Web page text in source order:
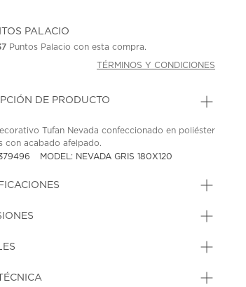
PALACIO
Puntos Palacio con esta compra.
TÉRMINOS Y CONDICIONES
DE PRODUCTO
Tufan Nevada confeccionado en poliéster
con acabado afelpado.
MODEL: NEVADA GRIS 180X120